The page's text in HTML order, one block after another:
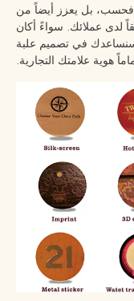
بل يعزز أيضاً من
لدى عملائك. سواءً أكان
سنساعدك في تصميم علبة
هوية علامتك التجارية.